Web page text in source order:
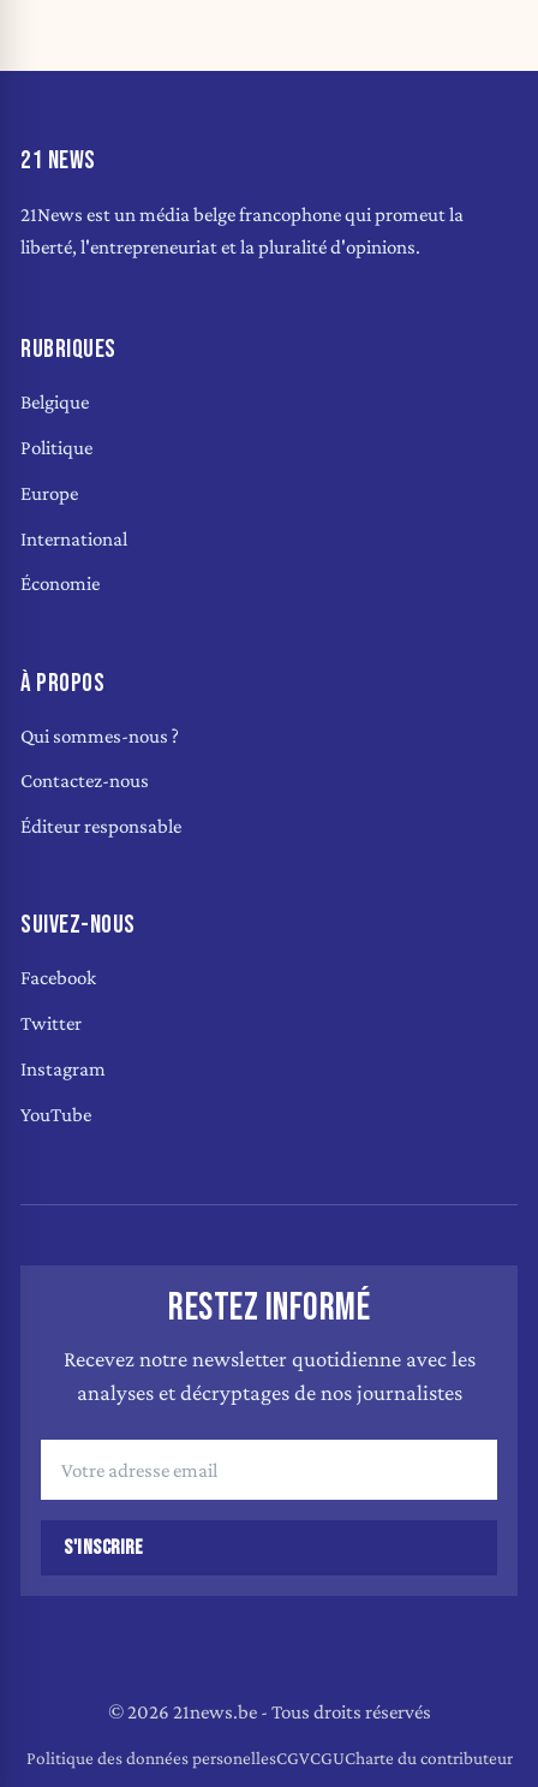
21 NEWS
21News est un média belge francophone qui promeut la
liberté, l'entrepreneuriat et la pluralité d'opinions.
RUBRIQUES
Belgique
Politique
Europe
International
Économie
À PROPOS
Qui sommes-nous ?
Contactez-nous
Éditeur responsable
SUIVEZ-NOUS
Facebook
Twitter
Instagram
YouTube
RESTEZ INFORMÉ
Recevez notre newsletter quotidienne avec les
analyses et décryptages de nos journalistes
S'INSCRIRE
© 2026 21news.be - Tous droits réservés
Politique des données personellesCGVCGUCharte du contributeur